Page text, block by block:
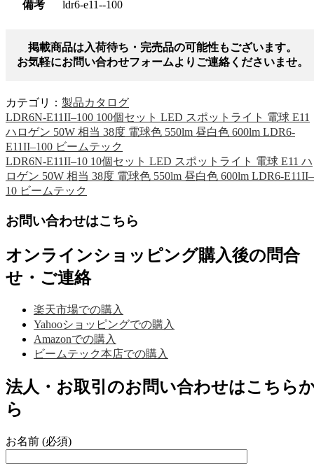
備考 ldr6-e11--100
掲載商品は入荷待ち・完売品の可能性もございます。
お気軽にお問い合わせフォームよりご連絡くださいませ。
カテゴリ： 製品カタログ
LDR6N-E11II–100 100個セット LED スポットライト 電球 E11
ハロゲン 50W 相当 38度 電球色 550lm 昼白色 600lm LDR6-
E11II–100 ビームテック
LDR6N-E11II–10 10個セット LED スポットライト 電球 E11 ハ
ロゲン 50W 相当 38度 電球色 550lm 昼白色 600lm LDR6-E11II–
10 ビームテック
お問い合わせはこちら
オンラインショッピング購入後の問合
せ・ご連絡
楽天市場での購入
Yahooショッピングでの購入
Amazonでの購入
ビームテック本店での購入
法人・お取引のお問い合わせはこちら
ら
お名前 (必須)